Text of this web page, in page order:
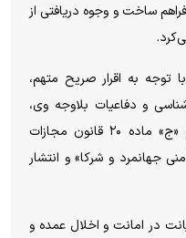
ساخت و وجوه دریافتی از
توجه به اقرار صریح متهم،
و دفاعیات بلاوجه وی،
دادگاه با استناد به بند‌های «الف» و «ج» ماده ۲۰ قانون مجازات
جهانمرد و شرکا» و انتشار
در امانت و اخلال عمده و